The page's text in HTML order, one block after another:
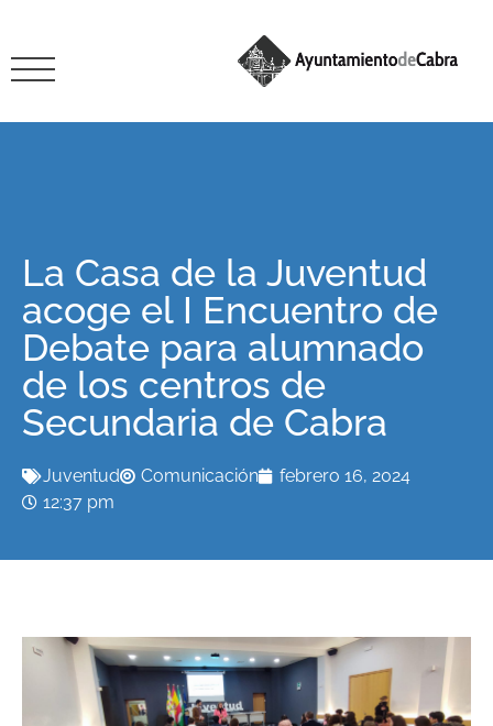
La Casa de la Juventud
acoge el I Encuentro de
Debate para alumnado
de los centros de
Secundaria de Cabra
Juventud Comunicación
febrero 16, 2024
12:37 pm